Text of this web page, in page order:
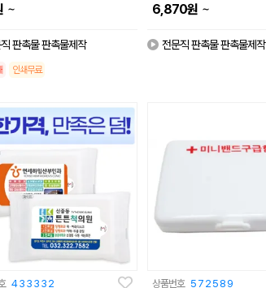
~
판촉물 판촉물제작
인쇄무료
6,870원 ~
전문직 판촉물 판촉물제작
433332 상품번호 572589